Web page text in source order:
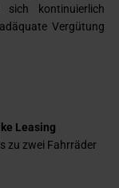
sich kontinuierlich
Vergütung
Leasing
zu zwei Fahrräder